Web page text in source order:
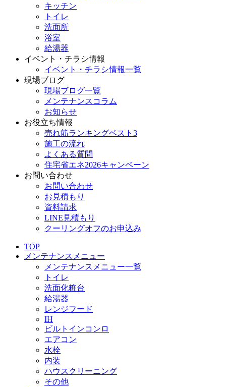
キッチン
トイレ
洗面所
浴室
給湯器
イベント・チラシ情報
イベント・チラシ情報一覧
現場ブログ
現場ブログ一覧
メンテナンスコラム
お知らせ
お役立ち情報
売れ筋ランキングベスト3
施工の流れ
よくある質問
住宅省エネ2026キャンペーン
お問い合わせ
お問い合わせ
お見積もり
資料請求
LINE見積もり
クーリングオフのお申込み
TOP
メンテナンスメニュー
メンテナンスメニュー一覧
トイレ
洗面化粧台
給湯器
レンジフード
IH
ビルトインコンロ
エアコン
水栓
内装
ハウスクリーニング
その他